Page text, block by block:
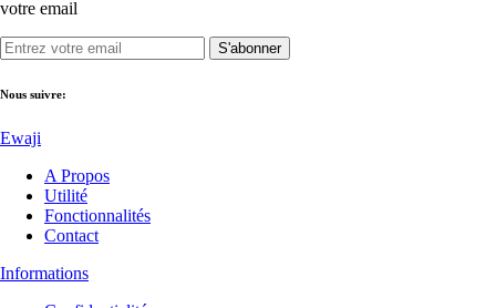
votre email
S'abonner
Nous suivre:
Ewaji
A Propos
Utilité
Fonctionnalités
Contact
Informations